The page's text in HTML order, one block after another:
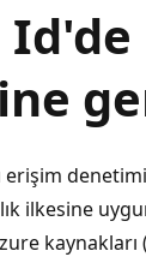
ilkesine